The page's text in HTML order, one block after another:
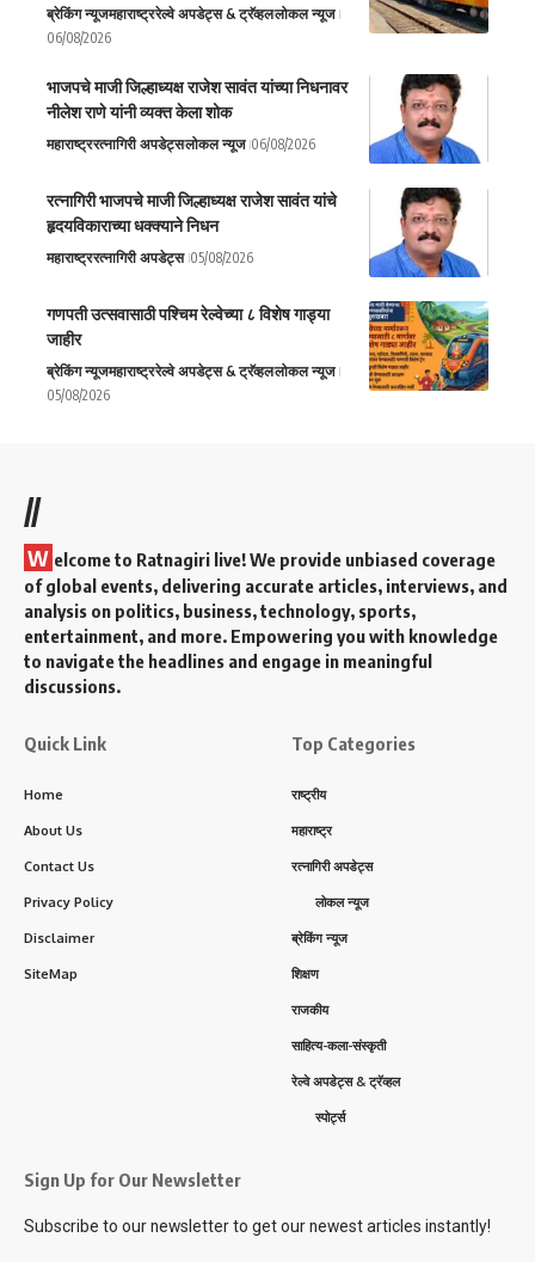
ब्रेकिंग न्यूजमहाराष्ट्ररेल्वे अपडेट्स & ट्रॅव्हललोकल न्यूज
06/08/2026
भाजपचे माजी जिल्हाध्यक्ष राजेश सावंत यांच्या निधनावर
नीलेश राणे यांनी व्यक्त केला शोक
महाराष्ट्ररत्नागिरी अपडेट्सलोकल न्यूज 06/08/2026
रत्नागिरी भाजपचे माजी जिल्हाध्यक्ष राजेश सावंत यांचे
हृदयविकाराच्या धक्क्याने निधन
महाराष्ट्ररत्नागिरी अपडेट्स 05/08/2026
गणपती उत्सवासाठी पश्चिम रेल्वेच्या ८ विशेष गाड्या
जाहीर
ब्रेकिंग न्यूजमहाराष्ट्ररेल्वे अपडेट्स & ट्रॅव्हललोकल न्यूज
05/08/2026
//
W elcome to Ratnagiri live! We provide unbiased coverage
of global events, delivering accurate articles, interviews, and
analysis on politics, business, technology, sports,
entertainment, and more. Empowering you with knowledge
to navigate the headlines and engage in meaningful
discussions.
Quick Link
Home
About Us
Contact Us
Privacy Policy
Disclaimer
SiteMap
Top Categories
राष्ट्रीय
महाराष्ट्र
रत्नागिरी अपडेट्स
लोकल न्यूज
ब्रेकिंग न्यूज
शिक्षण
राजकीय
साहित्य-कला-संस्कृती
रेल्वे अपडेट्स & ट्रॅव्हल
स्पोर्ट्स
Sign Up for Our Newsletter
Subscribe to our newsletter to get our newest articles instantly!